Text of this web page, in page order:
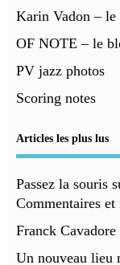
Karin Vadon –
OF NOTE – le
PV jazz photos
Scoring notes
Articles les plus lus
Passez la souris
Commentaires et
Franck
Un nouveau lieu